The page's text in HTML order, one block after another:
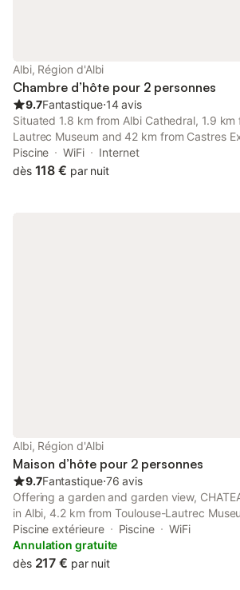
Albi, Région d'Albi
Chambre d’hôte pour 2 personnes
9.7Fantastique⋅14 avis
Situated 1.8 km from Albi Cathedral, 1.9 km
Lautrec Museum and 42 km from Castres
Chambres d'hôtes Albi ville offers
The property is located 42 km from Goya
Piscine WiFi
Internet
dès 118 € par nuit
Albi, Région d'Albi
Maison d’hôte pour 2 personnes
9.7Fantastique⋅76 avis
Offering a garden and garden view,
in Albi, 4.2 km from Toulouse-Lautrec
Albi Cathedral. With river views, this
patio and a swimming pool.
Piscine extérieure Piscine
WiFi
Annulation gratuite
dès 217 € par nuit